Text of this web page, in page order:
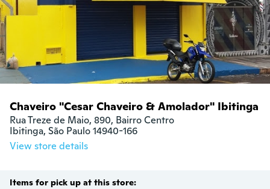
Chaveiro "Cesar Chaveiro & Amolador" Ibitinga
Rua Treze de Maio, 890, Bairro Centro
Ibitinga, São Paulo 14940-166
View store details
Items for pick up at this store: